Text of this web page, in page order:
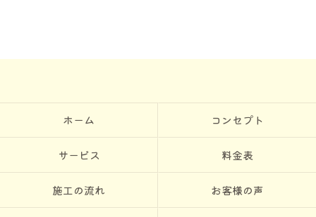
ホーム コンセプト
サービス 料金表
施工の流れ お客様の声